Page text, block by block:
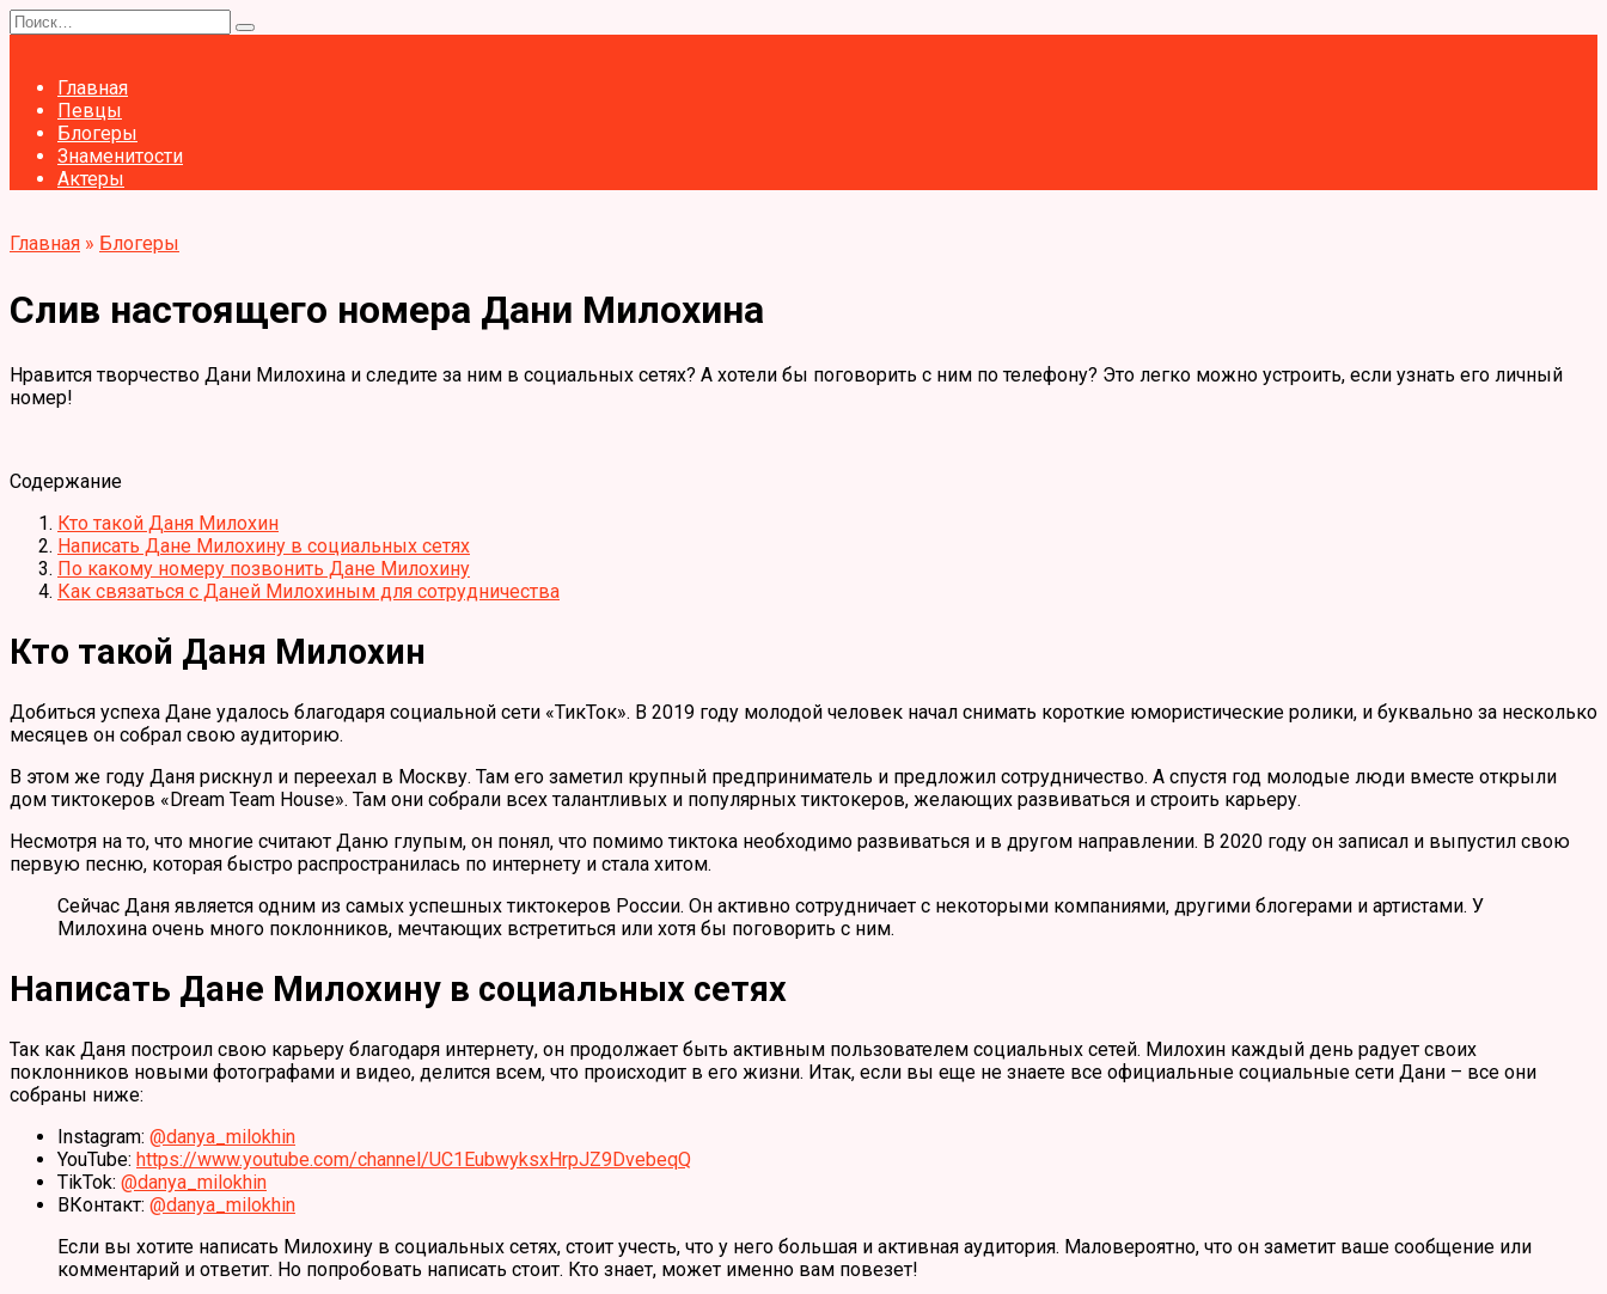
Перейти
к
Search
for:
Главная
Певцы
Блогеры
Знаменитости
Актеры
Главная » Блогеры
Слив настоящего номера Дани Милохина
Нравится творчество Дани Милохина и следите за ним в социальных сетях? А хотели бы поговорить с ним по телефону? Это легко можно устроить, если узнать его личный
номер!
Содержание
Кто такой Даня Милохин
Написать Дане Милохину в социальных сетях
По какому номеру позвонить Дане Милохину
Как связаться с Даней Милохиным для сотрудничества
Кто такой Даня Милохин
Добиться успеха Дане удалось благодаря социальной сети «ТикТок». В 2019 году молодой человек начал снимать короткие юмористические ролики, и буквально за несколько
месяцев он собрал свою аудиторию.
В этом же году Даня рискнул и переехал в Москву. Там его заметил крупный предприниматель и предложил сотрудничество. А спустя год молодые люди вместе открыли
дом тиктокеров «Dream Team House». Там они собрали всех талантливых и популярных тиктокеров, желающих развиваться и строить карьеру.
Несмотря на то, что многие считают Даню глупым, он понял, что помимо тиктока необходимо развиваться и в другом направлении. В 2020 году он записал и выпустил свою
первую песню, которая быстро распространилась по интернету и стала хитом.
Сейчас Даня является одним из самых успешных тиктокеров России. Он активно сотрудничает с некоторыми компаниями, другими блогерами и артистами. У
Милохина очень много поклонников, мечтающих встретиться или хотя бы поговорить с ним.
Написать Дане Милохину в социальных сетях
Так как Даня построил свою карьеру благодаря интернету, он продолжает быть активным пользователем социальных сетей. Милохин каждый день радует своих
поклонников новыми фотографами и видео, делится всем, что происходит в его жизни. Итак, если вы еще не знаете все официальные социальные сети Дани – все они
собраны ниже:
Instagram: @danya_milokhin
YouTube: https://www.youtube.com/channel/UC1EubwyksxHrpJZ9DvebeqQ
TikTok: @danya_milokhin
ВКонтакт: @danya_milokhin
Если вы хотите написать Милохину в социальных сетях, стоит учесть, что у него большая и активная аудитория. Маловероятно, что он заметит ваше сообщение или
комментарий и ответит. Но попробовать написать стоит. Кто знает, может именно вам повезет!